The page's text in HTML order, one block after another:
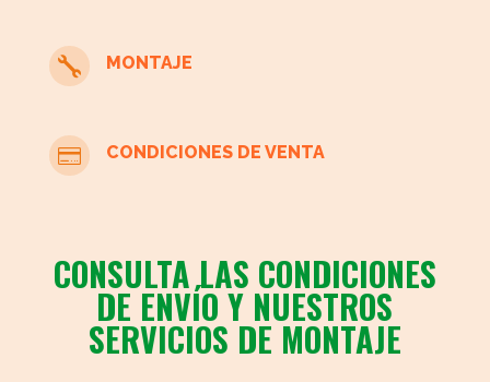
 MONTAJE
 CONDICIONES DE VENTA
CONSULTA LAS CONDICIONES
DE ENVÍO Y NUESTROS
SERVICIOS DE MONTAJE